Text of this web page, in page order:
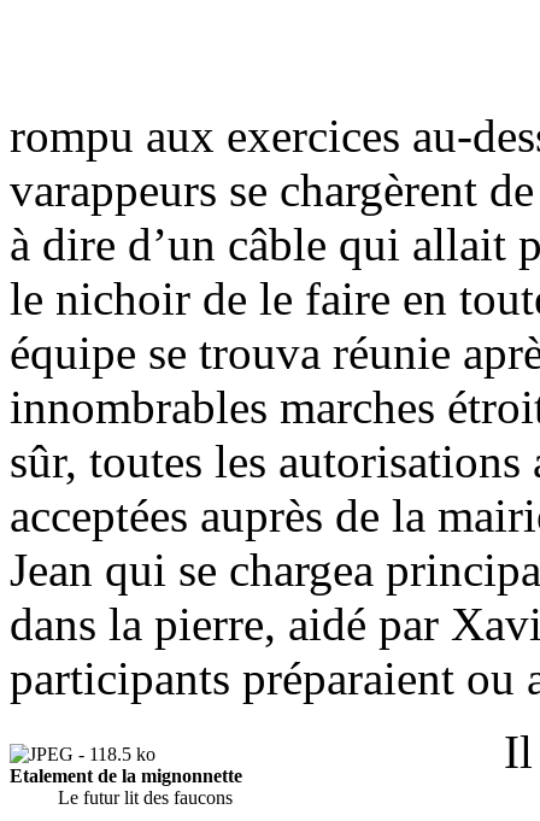
rompu aux exercices au-
varappeurs se chargèrent
à dire d’un câble qui allait
le nichoir de le faire en
équipe se trouva réunie
innombrables marches
sûr, toutes les autorisations
acceptées auprès de la
Jean qui se chargea
dans la pierre, aidé par
participants préparaient ou
Etalement de la mignonnette
Le futur lit des faucons
Il